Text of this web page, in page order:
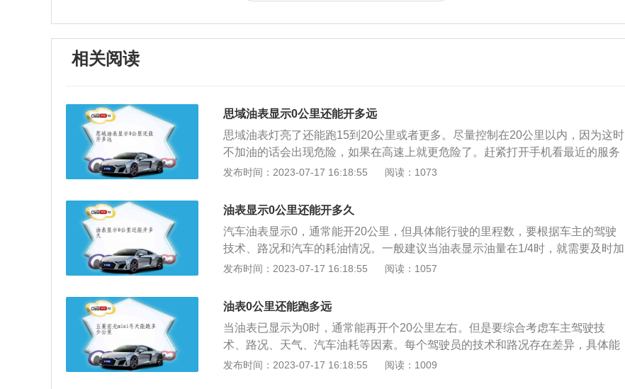
相关阅读
思域油表显示0公里还能开多远
思域油表灯亮了还能跑15到20公里或者更多。尽量控制在20公里以内，因为这时
不加油的话会出现危险，如果在高速上就更危险了。赶紧打开手机看最近的服务
区离多远，来计算是否停车叫救援。以下是关于思域的相关介绍：1、简介：本
内上市的本田思域与东风本田现有车型本田CR-V出自同一生产平台。2、外观：
全新思域基本延续了海外车型的造型设计，装配全LED大灯。新车车身侧面的设
计要比前脸更加大胆，C柱的平缓过渡类似于一款Coupe车型，采用了（括号
式）LED尾灯，且灯组呈现出飞镖形状。
发布时间：2023-07-17 16:18:55 阅读：1073
油表显示0公里还能开多久
汽车油表显示0，通常能开20公里，但具体能行驶的里程数，要根据车主的驾驶
技术、路况和汽车的耗油情况。一般建议当油表显示油量在1/4时，就需要及时加
油了。另外，当油表亮红灯时，不能及时加油的车主，应将车辆靠右边，匀速行
加速和急刹车的行为，关闭车内空调，采取一系列节能的驾驶习惯来延长车辆的
行驶里程数。再者，对于要远行的车主，在行驶前，需要将路线行程和油量规划
好，保证车辆具有充足的燃油量。如果长时间的高负荷行驶，会影响到车辆的使
用寿命。
发布时间：2023-07-17 16:18:55 阅读：1057
油表0公里还能跑多远
当油表已显示为0时，通常能再开个20公里左右。但是要综合考虑车主驾驶技
术、路况、天气、汽车油耗等因素。每个驾驶员的技术和路况存在差异，具体能
跑的公里数也有差异。等速油耗是国标规定的某些类型车辆，在等速行驶燃料消
发布时间：2023-07-17 16:18:55 阅读：1009